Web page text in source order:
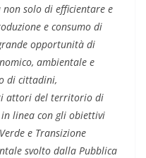
solo di efficientare e
e consumo di
opportunità di
ambientale e
di cittadini,
attori del territorio di
linea con gli obiettivi
e Transizione
svolto dalla Pubblica